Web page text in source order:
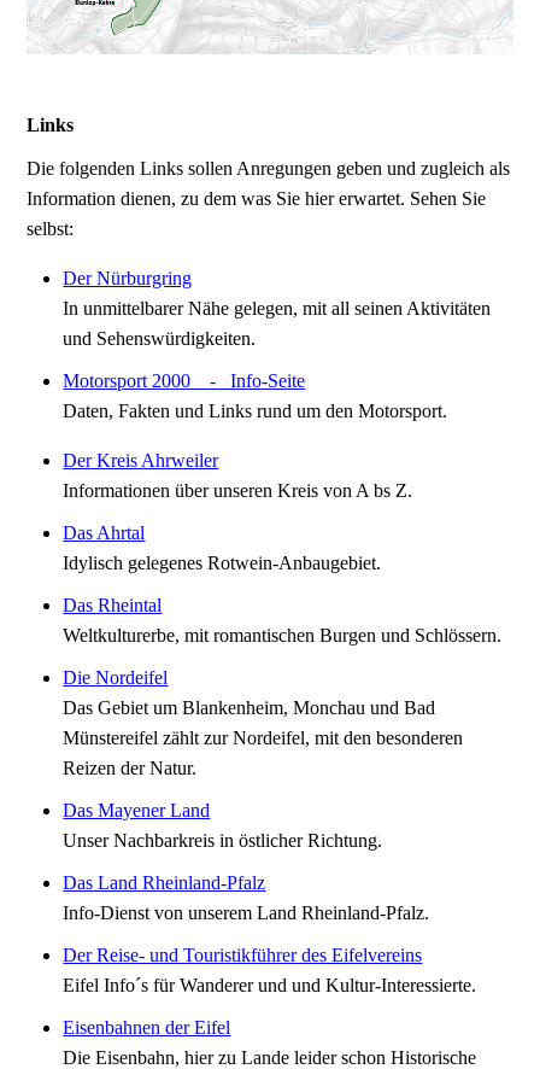
Links
Die folgenden Links sollen Anregungen geben und zugleich als
Information dienen, zu dem was Sie hier erwartet. Sehen Sie
selbst:
Der Nürburgring
In unmittelbarer Nähe gelegen, mit all seinen Aktivitäten
und Sehenswürdigkeiten.
Motorsport 2000 - Info-Seite
Daten, Fakten und Links rund um den Motorsport.
Der Kreis Ahrweiler
Informationen über unseren Kreis von A bs Z.
Das Ahrtal
Idylisch gelegenes Rotwein-Anbaugebiet.
Das Rheintal
Weltkulturerbe, mit romantischen Burgen und Schlössern.
Die Nordeifel
Das Gebiet um Blankenheim, Monchau und Bad
Münstereifel zählt zur Nordeifel, mit den besonderen
Reizen der Natur.
Das Mayener Land
Unser Nachbarkreis in östlicher Richtung.
Das Land Rheinland-Pfalz
Info-Dienst von unserem Land Rheinland-Pfalz.
Der Reise- und Touristikführer des Eifelvereins
Eifel Info´s für Wanderer und und Kultur-Interessierte.
Eisenbahnen der Eifel
Die Eisenbahn, hier zu Lande leider schon Historische